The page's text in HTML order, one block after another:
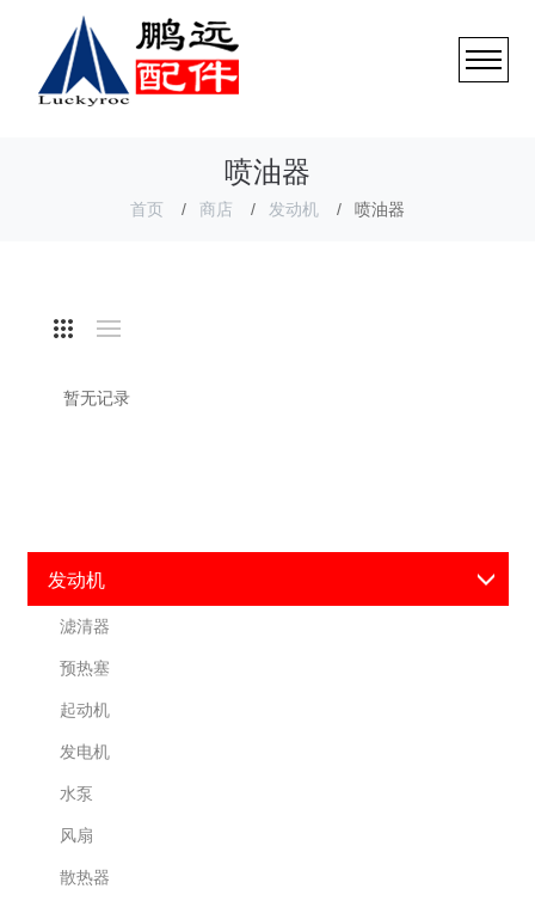
喷油器
首页 商店 发动机 喷油器
发动机
滤清器
预热塞
起动机
发电机
水泵
风扇
散热器
暂无记录